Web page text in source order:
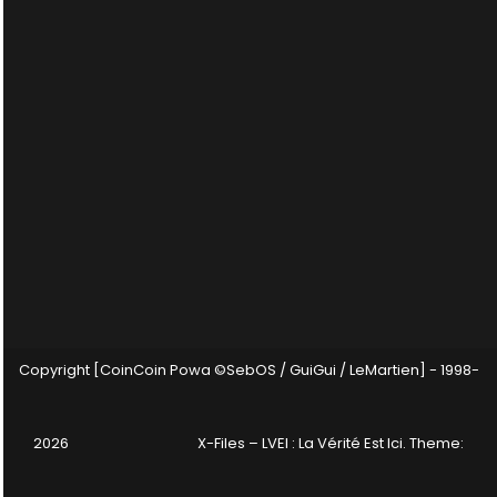
Copyright [CoinCoin Powa ©SebOS / GuiGui / LeMartien] - 1998-
2026 X-Files – LVEI : La Vérité Est Ici. Theme: